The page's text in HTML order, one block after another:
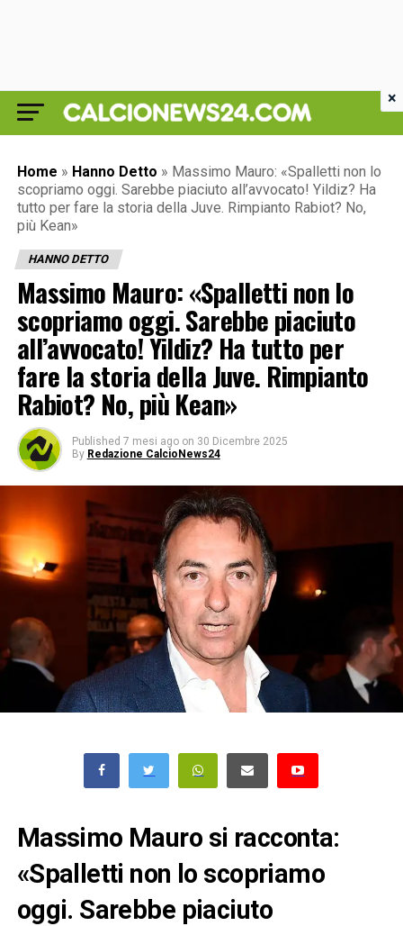
Home » Hanno Detto » Massimo Mauro: «Spalletti non lo
scopriamo oggi. Sarebbe piaciuto all’avvocato! Yildiz? Ha
tutto per fare la storia della Juve. Rimpianto Rabiot? No,
più Kean»
HANNO DETTO
Massimo Mauro: «Spalletti non lo
scopriamo oggi. Sarebbe piaciuto
all’avvocato! Yildiz? Ha tutto per
fare la storia della Juve. Rimpianto
Rabiot? No, più Kean»
Published 7 mesi ago on 30 Dicembre 2025
By Redazione CalcioNews24
Massimo Mauro si racconta:
«Spalletti non lo scopriamo
oggi. Sarebbe piaciuto
×